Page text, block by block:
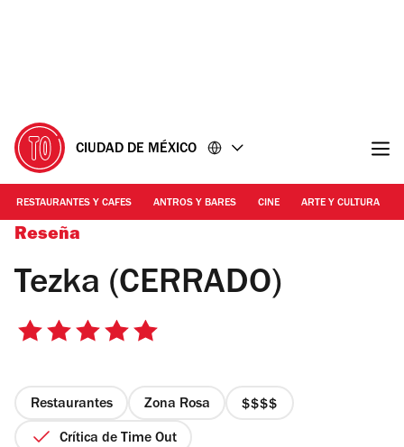
CIUDAD DE MÉXICO
RESTAURANTES Y CAFES ANTROS Y BARES CINE ARTE Y CULTURA
Reseña
Tezka (CERRADO)
5
estrellas
Restaurantes Zona Rosa
precio
Crítica de Time Out